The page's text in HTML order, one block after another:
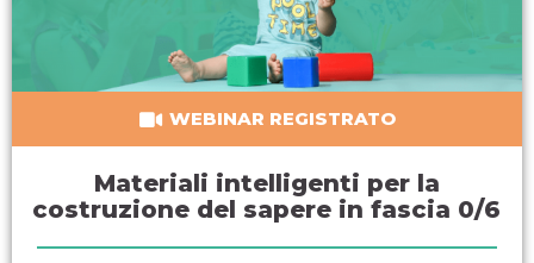
WEBINAR REGISTRATO
Materiali intelligenti per la
costruzione del sapere in fascia 0/6